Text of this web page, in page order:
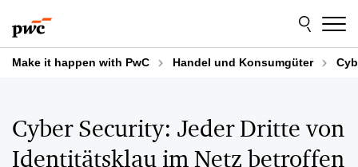
to
content
to
footer
Make it happen with PwC Handel und Konsumgüter
Cyber Security: Jeder Dritte von
Identitätsklau im Netz betroffen